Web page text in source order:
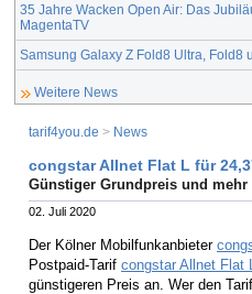
35 Jahre Wacken Open Air: Das
MagentaTV
Samsung Galaxy Z Fold8 Ultra, Fold8
Weitere News
tarif4you.de > News
congstar Allnet Flat L für
Günstiger Grundpreis und mehr
02. Juli 2020
Der Kölner Mobilfunkanbieter
Postpaid-Tarif congstar Allnet Flat L
günstigeren Preis an. Wer den